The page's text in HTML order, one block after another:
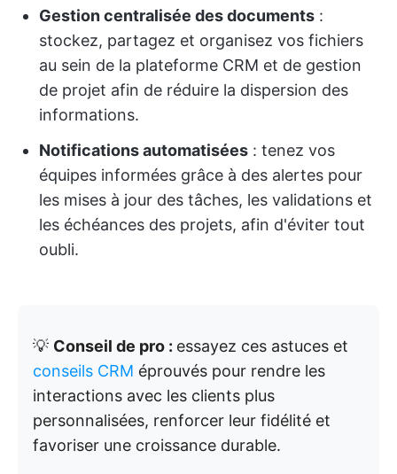
Gestion centralisée des documents :
stockez, partagez et organisez vos fichiers
au sein de la plateforme CRM et de gestion
de projet afin de réduire la dispersion des
informations.
Notifications automatisées : tenez vos
équipes informées grâce à des alertes pour
les mises à jour des tâches, les validations et
les échéances des projets, afin d'éviter tout
oubli.
💡 Conseil de pro : essayez ces astuces et
conseils CRM éprouvés pour rendre les
interactions avec les clients plus
personnalisées, renforcer leur fidélité et
favoriser une croissance durable.